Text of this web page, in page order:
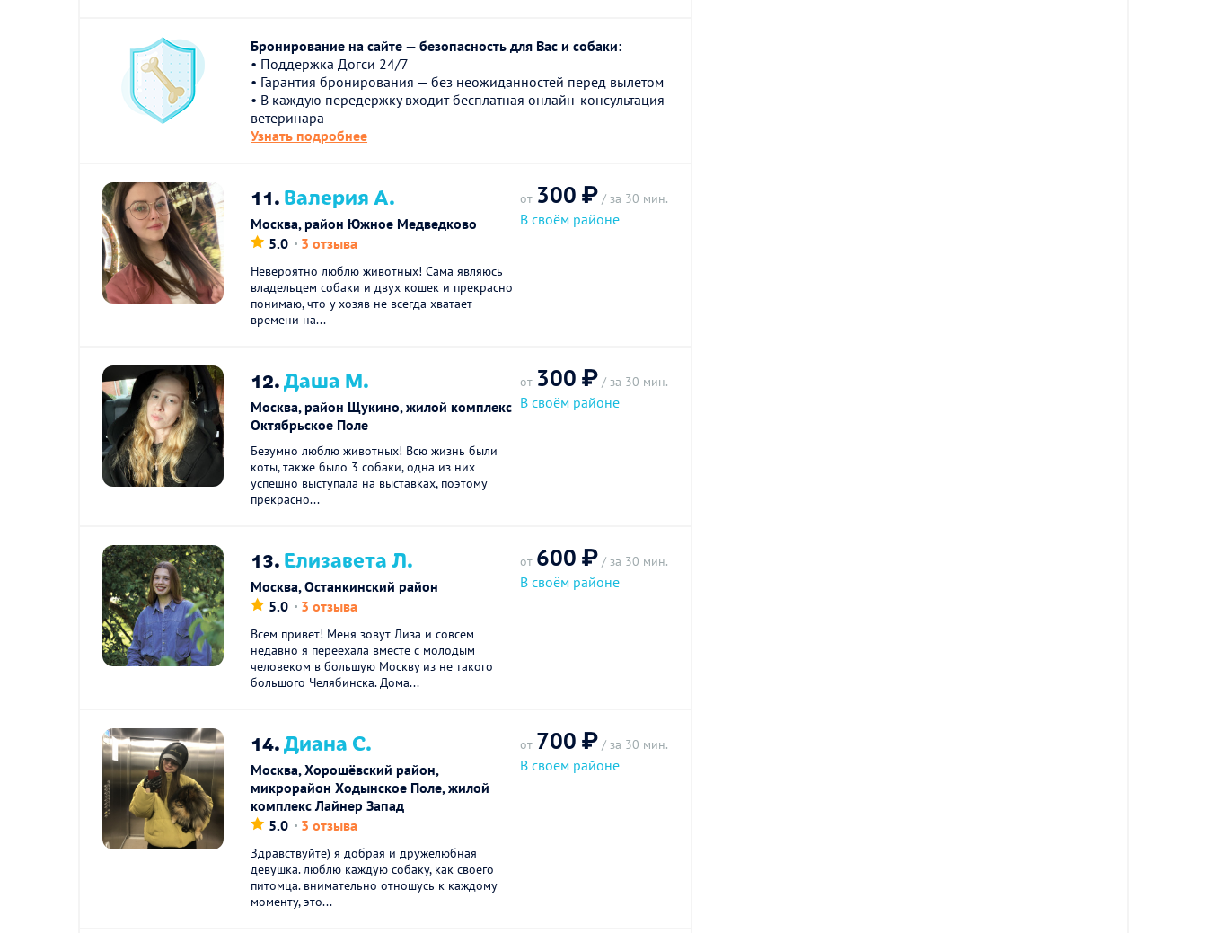
Бронирование на сайте — безопасность для Вас и собаки:
• Поддержка Догси 24/7
• Гарантия бронирования — без неожиданностей перед вылетом
• В каждую передержку входит бесплатная онлайн-консультация
ветеринара
Узнать подробнее
11.Валерия А.
Москва, район Южное Медведково
5.0
3 отзыва
Невероятно люблю животных! Сама являюсь
владельцем собаки и двух кошек и прекрасно
понимаю, что у хозяв не всегда хватает
времени на...
от 300 ₽ / за 30 мин.
В своём районе
12.Даша М.
Москва, район Щукино, жилой комплекс
Октябрьское Поле
Безумно люблю животных! Всю жизнь были
коты, также было 3 собаки, одна из них
успешно выступала на выставках, поэтому
прекрасно...
от 300 ₽ / за 30 мин.
В своём районе
13.Елизавета Л.
Москва, Останкинский район
5.0
3 отзыва
Всем привет! Меня зовут Лиза и совсем
недавно я переехала вместе с молодым
человеком в большую Москву из не такого
большого Челябинска. Дома...
от 600 ₽ / за 30 мин.
В своём районе
14.Диана С.
Москва, Хорошёвский район,
микрорайон Ходынское Поле, жилой
комплекс Лайнер Запад
5.0
3 отзыва
Здравствуйте) я добрая и дружелюбная
девушка. люблю каждую собаку, как своего
питомца. внимательно отношусь к каждому
моменту, это...
от 700 ₽ / за 30 мин.
В своём районе